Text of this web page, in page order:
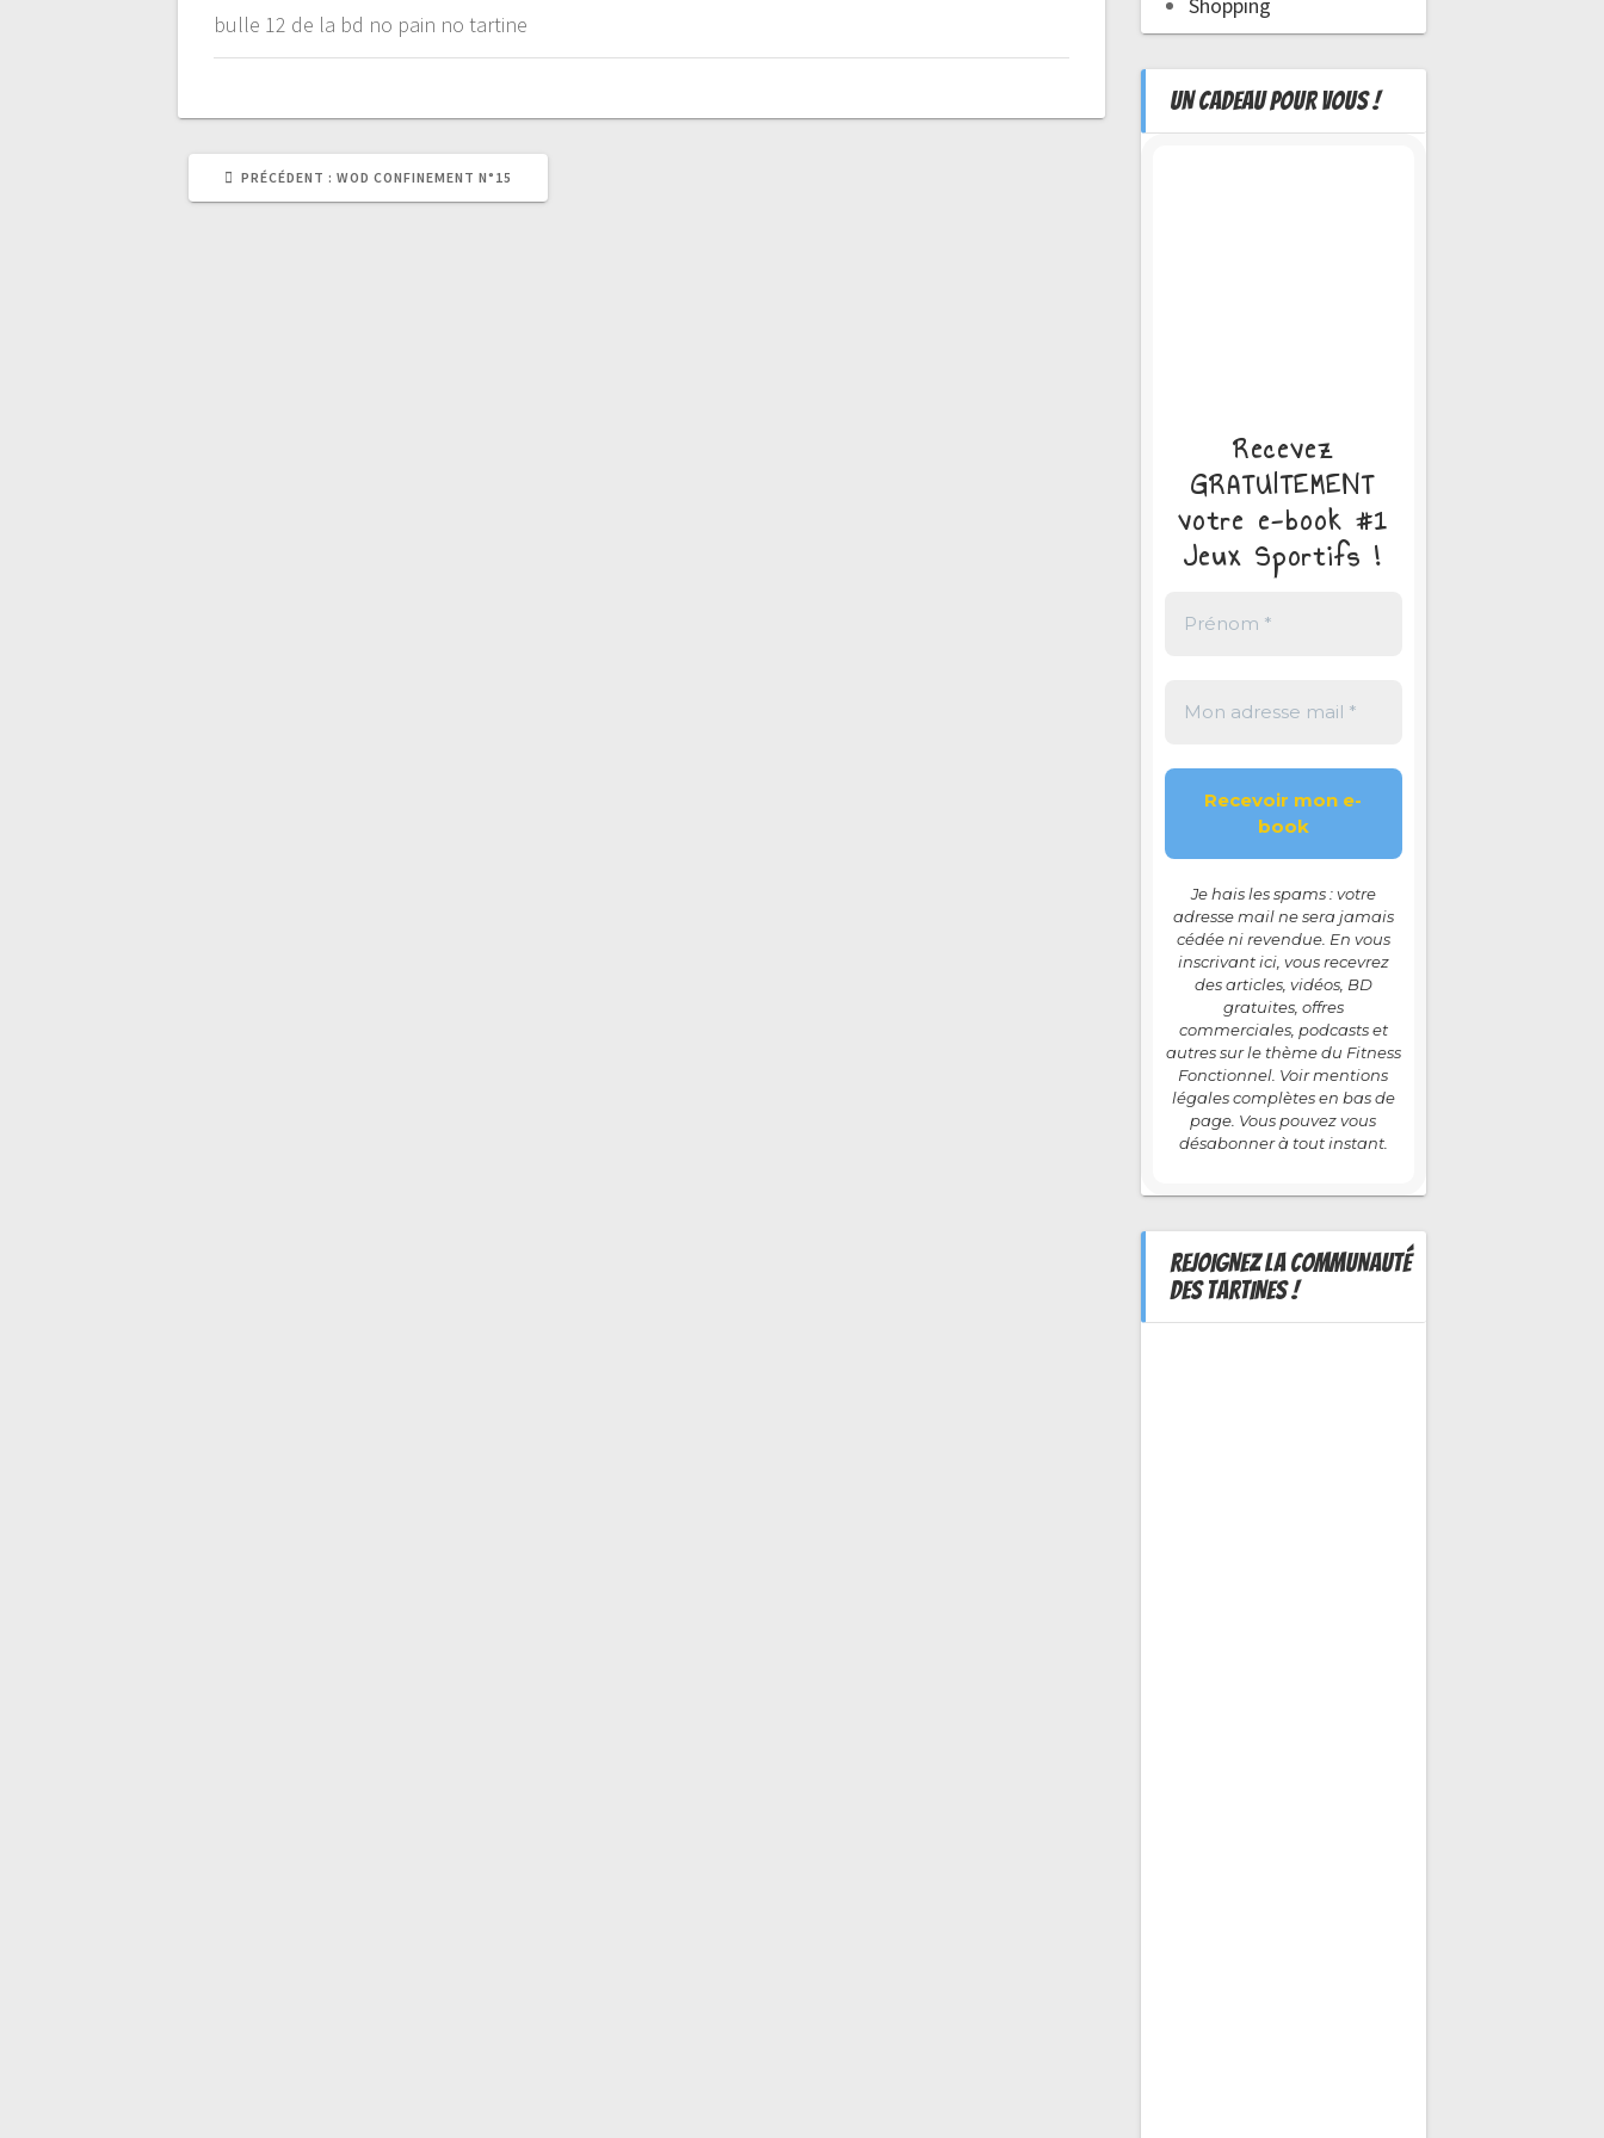
bulle 12 de la bd no pain no tartine
PRÉCÉDENT : ARTICLE
WOD CONFINEMENT N°15
UN CADEAU POUR VOUS !
Recevez
GRATUITEMENT
votre e-book #1
Jeux Sportifs !
Je hais les spams : votre
adresse mail ne sera jamais
cédée ni revendue. En vous
inscrivant ici, vous recevrez
des articles, vidéos, BD
gratuites, offres
commerciales, podcasts et
autres sur le thème du Fitness
Fonctionnel. Voir mentions
légales complètes en bas de
page. Vous pouvez vous
désabonner à tout instant.
REJOIGNEZ LA COMMUNAUTÉ
DES TARTINES !